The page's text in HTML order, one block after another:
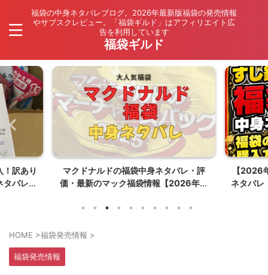
福袋の中身ネタバレブログ。2026年最新版福袋の発売情報
やサブスクレビュー。「福袋ギルド」はアフィリエイト広
告を利用しています
福袋ギルド
訳あり
タバレ
マクドナルドの福袋中身ネタバレ・評
価・最新のマック福袋情報【2026年夏
【2026
ネタバレ
HOME >福袋発売情報 >
福袋発売情報